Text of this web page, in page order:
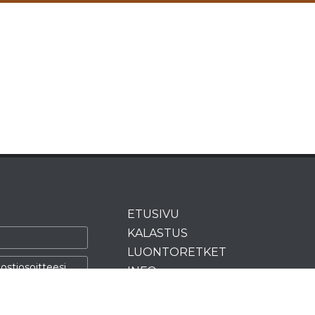
ETUSIVU
KALASTUS
LUONTORETKET
INFO